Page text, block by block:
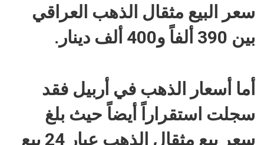
سعر البيع مثقال الذهب العراقي
بين 390 ألفاً و400 ألف دينار.
أما أسعار الذهب في أربيل فقد
سجلت استقراراً أيضاً حيث بلغ
سعر بيع مثقال الذهب عيار 24 بيع